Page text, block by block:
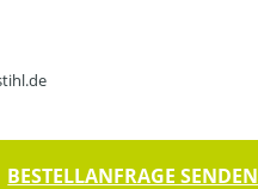
BESTELLANFRAGE SENDEN